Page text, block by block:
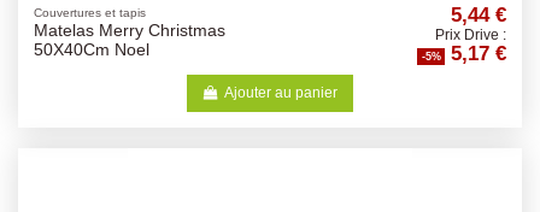
Couvertures et tapis
Matelas Merry Christmas
50X40Cm Noel
5,44 €
Prix Drive :
-5% 5,17 €
Ajouter au panier